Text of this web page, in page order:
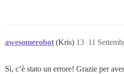
awesomerobot (Kris) 11
13
Sì, c’è stato un errore! Grazie per